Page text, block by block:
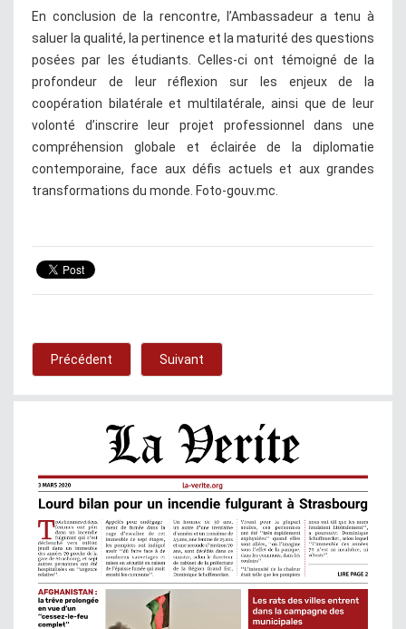
En conclusion de la rencontre, l’Ambassadeur a tenu à
saluer la qualité, la pertinence et la maturité des questions
posées par les étudiants. Celles-ci ont témoigné de la
profondeur de leur réflexion sur les enjeux de la
coopération bilatérale et multilatérale, ainsi que de leur
volonté d’inscrire leur projet professionnel dans une
compréhension globale et éclairée de la diplomatie
contemporaine, face aux défis actuels et aux grandes
transformations du monde. Foto-gouv.mc.
Précédent Suivant